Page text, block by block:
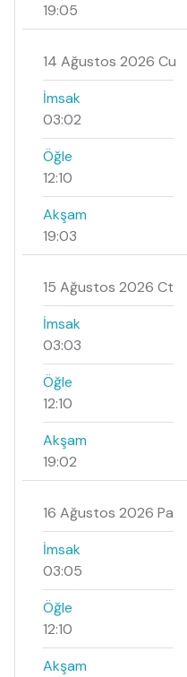
19:05
14 Ağustos 2026 Cu
İmsak
03:02
Öğle
12:10
Akşam
19:03
15 Ağustos 2026 Ct
İmsak
03:03
Öğle
12:10
Akşam
19:02
16 Ağustos 2026 Pa
İmsak
03:05
Öğle
12:10
Akşam